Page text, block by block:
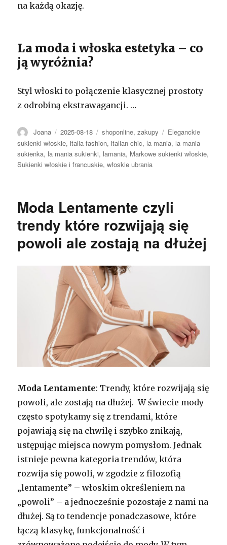
na każdą okazję.
La moda i włoska estetyka – co
ją wyróżnia?
Styl włoski to połączenie klasycznej prostoty
z odrobiną ekstrawagancji. …
Autor
Joana Opublikowano
2025-08-18 Kategorie
shoponline,zakupy Tagi
Eleganckie
sukienki włoskie,italia fashion,italian chic, la mania, la mania
sukienka, la mania sukienki, lamania, Markowe sukienki włoskie,
Sukienki włoskie i francuskie,włoskie ubrania
Moda Lentamente czyli
trendy które rozwijają się
powoli ale zostają na dłużej
Moda Lentamente: Trendy, które rozwijają się
powoli, ale zostają na dłużej. W świecie mody
często spotykamy się z trendami, które
pojawiają się na chwilę i szybko znikają,
ustępując miejsca nowym pomysłom. Jednak
istnieje pewna kategoria trendów, która
rozwija się powoli, w zgodzie z filozofią
„lentamente” – włoskim określeniem na
„powoli” – a jednocześnie pozostaje z nami na
dłużej. Są to tendencje ponadczasowe, które
łączą klasykę, funkcjonalność i